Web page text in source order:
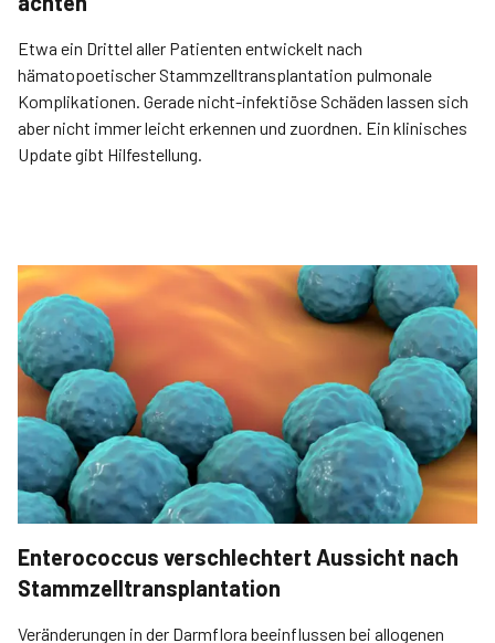
Etwa ein Drittel aller Patienten entwickelt nach
hämatopoetischer Stammzelltransplantation pulmonale
Komplikationen. Gerade nicht-infektiöse Schäden lassen sich
aber nicht immer leicht erkennen und zuordnen. Ein klinisches
Update gibt Hilfestellung.
Enterococcus verschlechtert Aussicht nach
Stammzelltransplantation
Veränderungen in der Darmflora beeinflussen bei allogenen